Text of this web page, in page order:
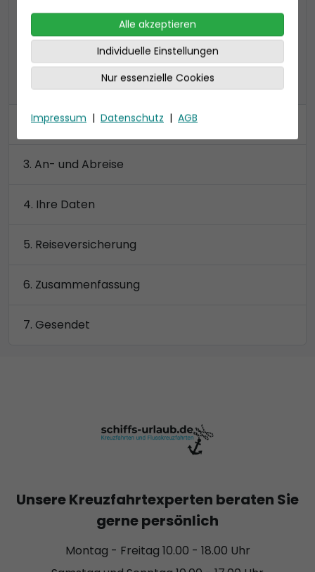
Preis 8.390 €
alle Kategorien anzeigen
Kabine
An- und Abreise
Ihre Daten
Reiseversicherung
Zusammenfassung
Gesendet
Alle akzeptieren
Individuelle Einstellungen
Nur essenzielle Cookies
Impressum | Datenschutz | AGB
Unsere Kreuzfahrtexperten beraten Sie
gerne persönlich
Montag - Freitag 10.00 - 18.00 Uhr